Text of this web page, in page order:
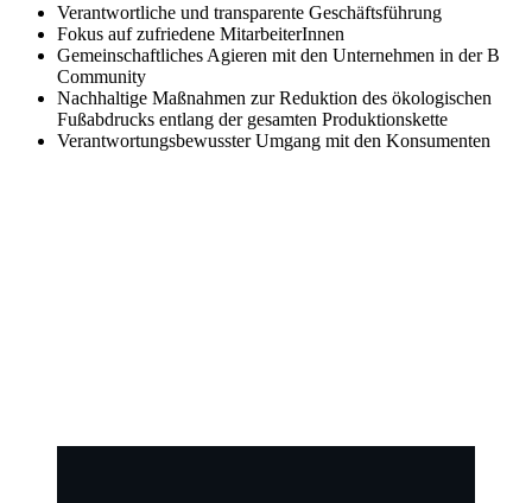
Verantwortliche und transparente Geschäftsführung
Fokus auf zufriedene MitarbeiterInnen
Gemeinschaftliches Agieren mit den Unternehmen in der B
Community
Nachhaltige Maßnahmen zur Reduktion des ökologischen
Fußabdrucks entlang der gesamten Produktionskette
Verantwortungsbewusster Umgang mit den Konsumenten